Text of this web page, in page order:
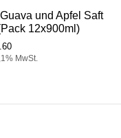
und Apfel Saft
12x900ml)
MwSt.